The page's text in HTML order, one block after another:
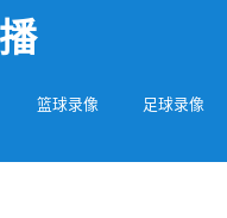
篮球录像
足球录像